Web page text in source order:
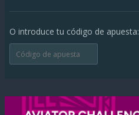
O introduce tu código de apuesta: